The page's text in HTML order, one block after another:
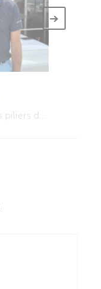
Une semaine de location en catamaran électrique